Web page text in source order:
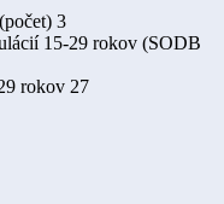
3
15-29 rokov (SODB
rokov 27